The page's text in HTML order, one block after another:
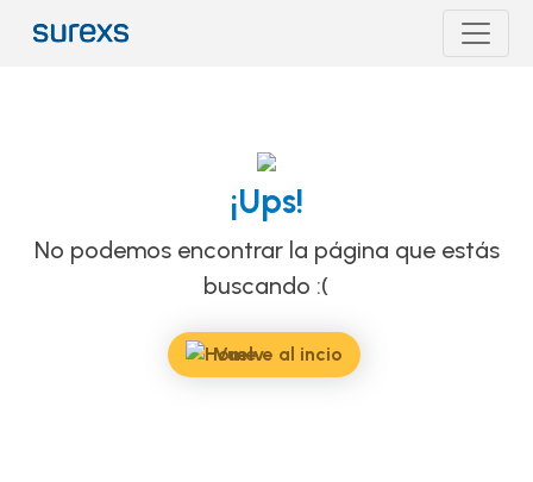
¡Ups!
No podemos encontrar la página que estás
buscando :(
Vuelve al incio